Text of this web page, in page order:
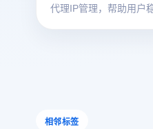
代理IP管理，帮助用户
相邻标签